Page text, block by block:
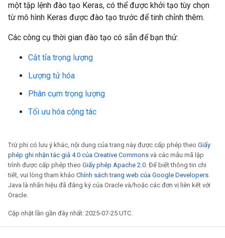
một tập lệnh đào tạo Keras, có thể được khởi tạo tùy chọn
từ mô hình Keras được đào tạo trước để tinh chỉnh thêm.
Các công cụ thời gian đào tạo có sẵn để bạn thử:
Cắt tỉa trọng lượng
Lượng tử hóa
Phân cụm trọng lượng
Tối ưu hóa cộng tác
Trừ phi có lưu ý khác, nội dung của trang này được cấp phép theo Giấy
phép ghi nhận tác giả 4.0 của Creative Commons và các mẫu mã lập
trình được cấp phép theo Giấy phép Apache 2.0. Để biết thông tin chi
tiết, vui lòng tham khảo Chính sách trang web của Google Developers.
Java là nhãn hiệu đã đăng ký của Oracle và/hoặc các đơn vị liên kết với
Oracle.
Cập nhật lần gần đây nhất: 2025-07-25 UTC.